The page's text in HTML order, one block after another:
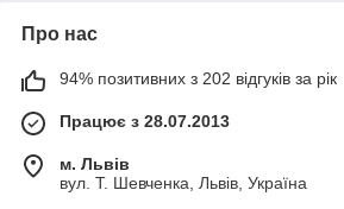
Про нас
94% позитивних з 202 відгуків за рік
Працює з 28.07.2013
м. Львів
вул. Т. Шевченка, Львів, Україна